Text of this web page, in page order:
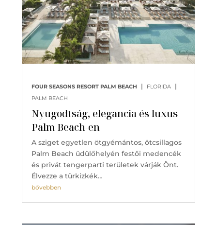
Nyugodtság, elegancia és luxus
Palm Beach-en
FOUR SEASONS RESORT PALM BEACH | FLORIDA |
PALM BEACH
A sziget egyetlen ötgyémántos, ötcsillagos
Palm Beach üdülőhelyén festői medencék
és privát tengerparti területek várják Önt.
Élvezze a türkizkék…
bővebben